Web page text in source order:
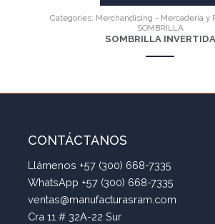
Categories: Merchandising - Mercadería y
SOMBRILLA
SOMBRILLA INVERTIDA
CONTÁCTANOS
Llámenos +57 (300) 668-7335
WhatsApp +57 (300) 668-7335
ventas@manufacturasram.com
Cra 11 # 32A-22 Sur